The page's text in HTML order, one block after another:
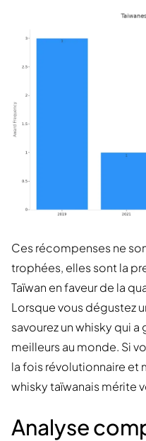
Ces récompenses ne
trophées, elles sont la
Taïwan en faveur de la
Lorsque vous dégustez
savourez un whisky qui
meilleurs au monde. Si
la fois révolutionnaire et
whisky taïwanais mérite
Analyse